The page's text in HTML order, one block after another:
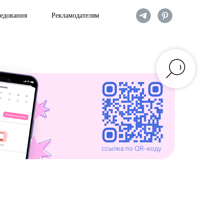
Рекламодателям
cсылка по QR-коду